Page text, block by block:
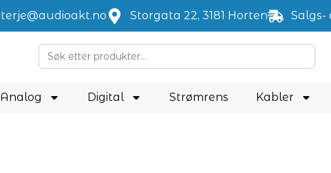
terje@audioakt.no Storgata 22, 3181 Horten Salgs-
Search
for:
Analog Digital Strømrens Kabler